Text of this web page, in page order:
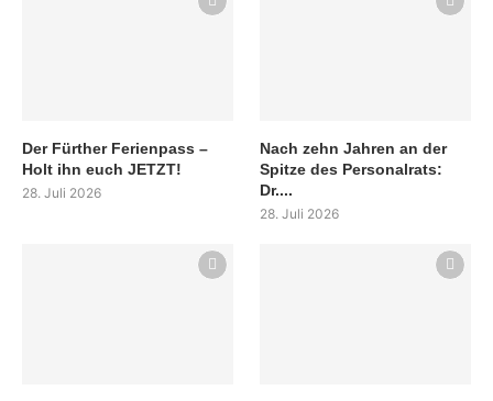
Der Fürther Ferienpass –
Holt ihn euch JETZT!
28. Juli 2026
Nach zehn Jahren an der
Spitze des Personalrats:
Dr....
28. Juli 2026